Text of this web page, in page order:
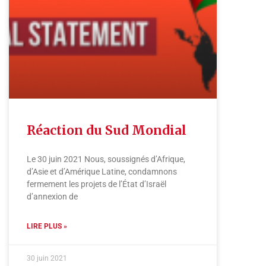
Réaction du Sud Mondial
Le 30 juin 2021 Nous, soussignés d’Afrique,
d’Asie et d’Amérique Latine, condamnons
fermement les projets de l’État d’Israël
d’annexion de
LIRE PLUS »
30 juin 2021